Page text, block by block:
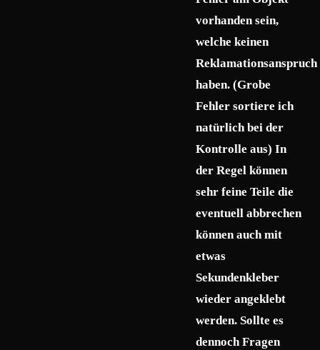
vorhanden sein,
welche keinen
Reklamationsanspruch
haben. (Grobe
Fehler sortiere ich
natürlich bei der
Kontrolle aus) In
der Regel können
sehr feine Teile die
eventuell abbrechen
können auch mit
etwas
Sekundenkleber
wieder angeklebt
werden. Sollte es
dennoch Fragen